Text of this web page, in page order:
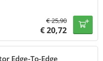
€25,90
€20,72
Edge-To-Edge